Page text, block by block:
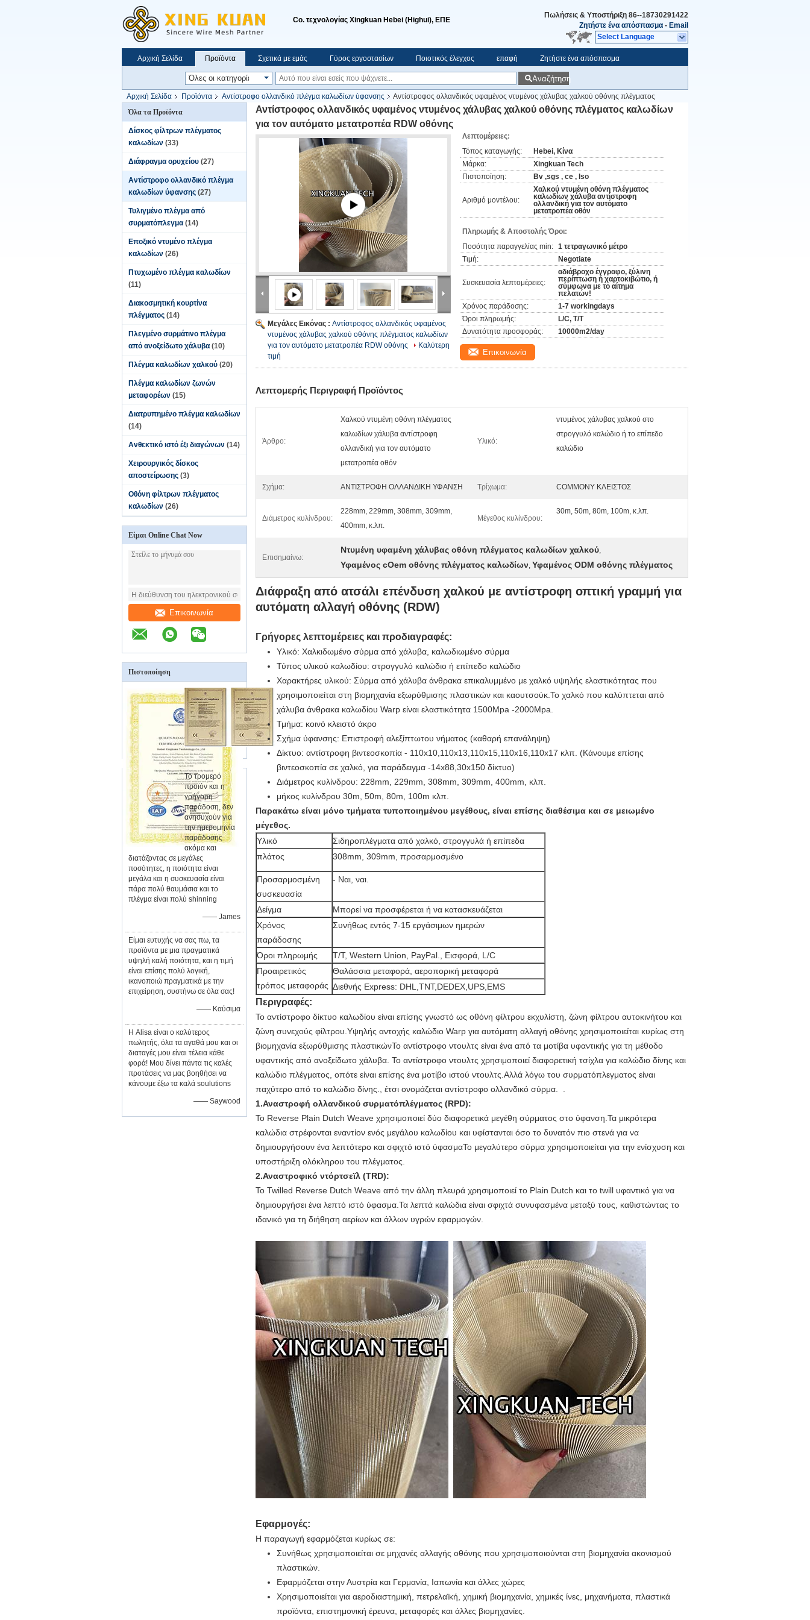
Co. τεχνολογίας Xingkuan Hebei (Highui), ΕΠΕ
Πωλήσεις & Υποστήριξη 86--18730291422
Ζητήστε ένα απόσπασμα - Email
Select Language
Αρχική Σελίδα Προϊόντα Σχετικά με εμάς Γύρος εργοστασίων Ποιοτικός έλεγχος επαφή Ζητήστε ένα απόσπασμα
Αναζήτηση
Αρχική Σελίδα Προϊόντα Αντίστροφο ολλανδικό πλέγμα καλωδίων ύφανσης
Αντίστροφος ολλανδικός υφαμένος ντυμένος χάλυβας χαλκού οθόνης πλέγματος
καλωδίων για τον αυτόματο μετατροπέα RDW οθόνης
Όλα τα Προϊόντα
Δίσκος φίλτρων πλέγματος
καλωδίων (33)
Διάφραγμα ορυχείου (27)
Αντίστροφο ολλανδικό πλέγμα
καλωδίων ύφανσης (27)
Τυλιγμένο πλέγμα από
συρματόπλεγμα (14)
Εποξικό ντυμένο πλέγμα
καλωδίων (26)
Πτυχωμένο πλέγμα καλωδίων
(11)
Διακοσμητική κουρτίνα
πλέγματος (14)
Πλεγμένο συρμάτινο πλέγμα
από ανοξείδωτο χάλυβα (10)
Πλέγμα καλωδίων χαλκού (20)
Πλέγμα καλωδίων ζωνών
μεταφορέων (15)
Διατρυπημένο πλέγμα καλωδίων
(14)
Ανθεκτικό ιστό έξι διαγώνων (14)
Χειρουργικός δίσκος
αποστείρωσης (3)
Οθόνη φίλτρων πλέγματος
καλωδίων (26)
Είμαι Online Chat Now
Επικοινωνία
Πιστοποίηση
Το τρομερό
προϊόν και η
γρήγορη
παράδοση, δεν
ανησυχούν για
την ημερομηνία
παράδοσης
ακόμα και
διατάζοντας σε μεγάλες
ποσότητες, η ποιότητα είναι
μεγάλα και η συσκευασία είναι
πάρα πολύ θαυμάσια και το
πλέγμα είναι πολύ shinning
—— James
Είμαι ευτυχής να σας πω, τα
προϊόντα με μια πραγματικά
υψηλή καλή ποιότητα, και η τιμή
είναι επίσης πολύ λογική,
ικανοποιώ πραγματικά με την
επιχείρηση, συστήνω σε όλα σας!
—— Καύσιμα
Η Alisa είναι ο καλύτερος
πωλητής, όλα τα αγαθά μου και οι
διαταγές μου είναι τέλεια κάθε
φορά! Μου δίνει πάντα τις καλές
προτάσεις να μας βοηθήσει να
κάνουμε έξω τα καλά soulutions
—— Saywood
Αντίστροφος ολλανδικός υφαμένος ντυμένος χάλυβας χαλκού οθόνης πλέγματος καλωδίων
για τον αυτόματο μετατροπέα RDW οθόνης
Μεγάλες Εικόνας : Αντίστροφος ολλανδικός υφαμένος
ντυμένος χάλυβας χαλκού οθόνης πλέγματος καλωδίων
για τον αυτόματο μετατροπέα RDW οθόνης
Καλύτερη
τιμή
Λεπτομέρειες:
Τόπος καταγωγής:
Hebei, Κίνα
Μάρκα:
Xingkuan Tech
Πιστοποίηση:
Bv ,sgs , ce , Iso
Αριθμό μοντέλου:
Χαλκού ντυμένη οθόνη πλέγματος
καλωδίων χάλυβα αντίστροφη
ολλανδική για τον αυτόματο
μετατροπέα οθόν
Πληρωμής & Αποστολής Όροι:
Ποσότητα παραγγελίας min: 1 τετραγωνικό μέτρο
Τιμή:
Negotiate
Συσκευασία λεπτομέρειες:
αδιάβροχο έγγραφο, ξύλινη
περίπτωση ή χαρτοκιβώτιο, ή
σύμφωνα με το αίτημα
πελατών!
Χρόνος παράδοσης:
1-7 workingdays
Όροι πληρωμής:
L/C, T/T
Δυνατότητα προσφοράς:
10000m2/day
Επικοινωνία
Λεπτομερής Περιγραφή Προϊόντος
Άρθρο:
Χαλκού ντυμένη οθόνη πλέγματος
καλωδίων χάλυβα αντίστροφη
ολλανδική για τον αυτόματο
μετατροπέα οθόν
Υλικό:
ντυμένος χάλυβας χαλκού στο
στρογγυλό καλώδιο ή το επίπεδο
καλώδιο
Σχήμα: ΑΝΤΙΣΤΡΟΦΗ ΟΛΛΑΝΔΙΚΗ ΥΦΑΝΣΗ Τρίχωμα: COMMONY ΚΛΕΙΣΤΟΣ
Διάμετρος κυλίνδρου:
228mm, 229mm, 308mm, 309mm,
400mm, κ.λπ.
Μέγεθος κυλίνδρου:
30m, 50m, 80m, 100m, κ.λπ.
Επισημαίνω:
Ντυμένη υφαμένη χάλυβας οθόνη πλέγματος καλωδίων χαλκού,
Υφαμένος cOem οθόνης πλέγματος καλωδίων, Υφαμένος ODM οθόνης πλέγματος
Διάφραξη από ατσάλι επένδυση χαλκού με αντίστροφη οπτική γραμμή για
αυτόματη αλλαγή οθόνης (RDW)
Γρήγορες λεπτομέρειες και προδιαγραφές:
Υλικό: Χαλκιδωμένο σύρμα από χάλυβα, καλωδιωμένο σύρμα
Τύπος υλικού καλωδίου: στρογγυλό καλώδιο ή επίπεδο καλώδιο
Χαρακτήρες υλικού: Σύρμα από χάλυβα άνθρακα επικαλυμμένο με χαλκό υψηλής ελαστικότητας που
χρησιμοποιείται στη βιομηχανία εξωρύθμισης πλαστικών και καουτσούκ.Το χαλκό που καλύπτεται από
χάλυβα άνθρακα καλωδίου Warp είναι ελαστικότητα 1500Mpa -2000Mpa.
Τμήμα: κοινό κλειστό άκρο
Σχήμα ύφανσης: Επιστροφή αλεξίπτωτου νήματος (καθαρή επανάληψη)
Δίκτυο: αντίστροφη βιντεοσκοπία - 110x10,110x13,110x15,110x16,110x17 κλπ. (Κάνουμε επίσης
βιντεοσκοπία σε χαλκό, για παράδειγμα -14x88,30x150 δίκτυο)
Διάμετρος κυλίνδρου: 228mm, 229mm, 308mm, 309mm, 400mm, κλπ.
μήκος κυλίνδρου 30m, 50m, 80m, 100m κλπ.
Παρακάτω είναι μόνο τμήματα τυποποιημένου μεγέθους, είναι επίσης διαθέσιμα και σε μειωμένο
μέγεθος.
Υλικό
Σιδηροπλέγματα από χαλκό, στρογγυλά ή επίπεδα
πλάτος
308mm, 309mm, προσαρμοσμένο
Προσαρμοσμένη
συσκευασία
- Ναι, ναι.
Δείγμα
Μπορεί να προσφέρεται ή να κατασκευάζεται
Χρόνος
παράδοσης
Συνήθως εντός 7-15 εργάσιμων ημερών
Όροι πληρωμής
Τ/Τ, Western Union, PayPal., Εισφορά, L/C
Προαιρετικός
τρόπος μεταφοράς
Θαλάσσια μεταφορά, αεροπορική μεταφορά
Διεθνής Express: DHL,TNT,DEDEX,UPS,EMS
Περιγραφές:
Το αντίστροφο δίκτυο καλωδίου είναι επίσης γνωστό ως οθόνη φίλτρου εκχυλίστη, ζώνη φίλτρου αυτοκινήτου και
ζώνη συνεχούς φίλτρου.Υψηλής αντοχής καλώδιο Warp για αυτόματη αλλαγή οθόνης χρησιμοποιείται κυρίως στη
βιομηχανία εξωρύθμισης πλαστικώνΤο αντίστροφο ντουλτς είναι ένα από τα μοτίβα υφαντικής για τη μέθοδο
υφαντικής από ανοξείδωτο χάλυβα. Το αντίστροφο ντουλτς χρησιμοποιεί διαφορετική τσίχλα για καλώδιο δίνης και
καλώδιο πλέγματος, οπότε είναι επίσης ένα μοτίβο ιστού ντουλτς.Αλλά λόγω του συρματόπλεγματος είναι
παχύτερο από το καλώδιο δίνης., έτσι ονομάζεται αντίστροφο ολλανδικό σύρμα. .
1.Αναστροφή ολλανδικού συρματόπλέγματος (RPD):
Το Reverse Plain Dutch Weave χρησιμοποιεί δύο διαφορετικά μεγέθη σύρματος στο ύφανση.Τα μικρότερα
καλώδια στρέφονται εναντίον ενός μεγάλου καλωδίου και υφίστανται όσο το δυνατόν πιο στενά για να
δημιουργήσουν ένα λεπτότερο και σφιχτό ιστό ύφασμαΤο μεγαλύτερο σύρμα χρησιμοποιείται για την ενίσχυση και
υποστήριξη ολόκληρου του πλέγματος.
2.Αναστροφικό ντόρτσεϊλ (TRD):
Το Twilled Reverse Dutch Weave από την άλλη πλευρά χρησιμοποιεί το Plain Dutch και το twill υφαντικό για να
δημιουργήσει ένα λεπτό ιστό ύφασμα.Τα λεπτά καλώδια είναι σφιχτά συνυφασμένα μεταξύ τους, καθιστώντας το
ιδανικό για τη διήθηση αερίων και άλλων υγρών εφαρμογών.
Εφαρμογές:
Η παραγωγή εφαρμόζεται κυρίως σε:
Συνήθως χρησιμοποιείται σε μηχανές αλλαγής οθόνης που χρησιμοποιούνται στη βιομηχανία ακονισμού
πλαστικών.
Εφαρμόζεται στην Αυστρία και Γερμανία, Ιαπωνία και άλλες χώρες
Χρησιμοποιείται για αεροδιαστημική, πετρελαϊκή, χημική βιομηχανία, χημικές ίνες, μηχανήματα, πλαστικά
προϊόντα, επιστημονική έρευνα, μεταφορές και άλλες βιομηχανίες.